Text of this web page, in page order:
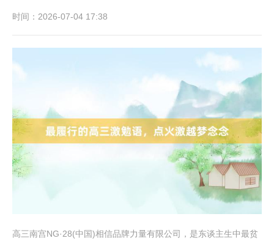
时间：2026-07-04 17:38
高三南宫NG·28(中国)相信品牌力量有限公司，是东谈主生中最贫